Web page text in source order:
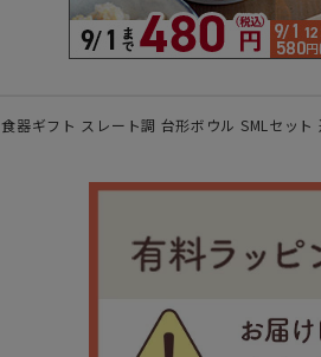
食器ギフト スレート調 台形ボウル SMLセット